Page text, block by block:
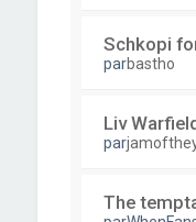
Schkopi
parbastho
Liv
par
The